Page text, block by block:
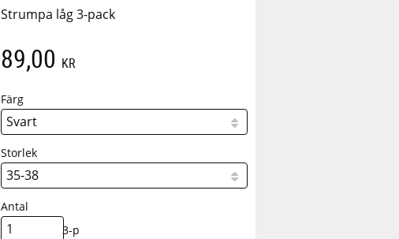
Strumpa låg 3-pack
89,00 KR
Färg
Storlek
Antal
3-p